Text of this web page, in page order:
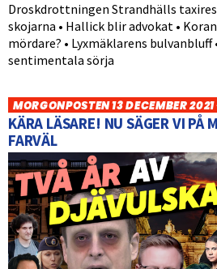
Droskdrottningen Strandhälls
skojarna • Hallick blir advokat •
mördare? • Lyxmäklarens bulvanbluff
sentimentala sörja
MORGONPOSTEN 13 DECEMBER
KÄRA LÄSARE! NU SÄGER VI PÅ
FARVÄL